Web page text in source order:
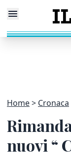
Home Cronaca
nuovi “